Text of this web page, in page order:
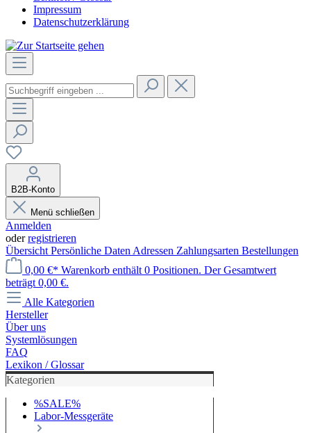
Impressum
Datenschutzerklärung
B2B-Konto
Menü schließen
Anmelden
oderregistrieren
Übersicht Persönliche Daten Adressen Zahlungsarten Bestellungen
0,00 €* Warenkorb enthält 0 Positionen. Der Gesamtwert
beträgt 0,00 €.
Alle Kategorien
Hersteller
Über uns
Systemlösungen
FAQ
Lexikon / Glossar
Kategorien
%SALE%
Labor-Messgeräte